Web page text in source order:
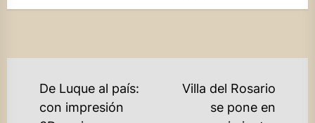
NAVEGACIÓN
De Luque al país:
con impresión
Villa del Rosario
se pone en